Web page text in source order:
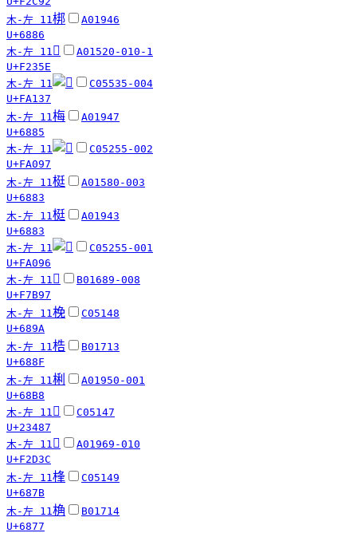
木-左 11 梆
A01946
U+6886
木-左 11 󲍞
A01520-010-1
U+F235E
木-左 11
C05535-004
U+FA137
木-左 11 梅
A01947
U+6885
木-左 11
C05255-002
U+FA097
木-左 11 梃
A01580-003
U+6883
木-左 11 梃
A01943
U+6883
木-左 11
C05255-001
U+FA096
木-左 11 󷮗
B01689-008
U+F7B97
木-左 11 梚
C05148
U+689A
木-左 11 梏
B01713
U+688F
木-左 11 梸
A01950-001
U+68B8
木-左 11 𣒇
C05147
U+23487
木-左 11 󲴼
A01969-010
U+F2D3C
木-左 11 桻
C05149
U+687B
木-左 11 桷
B01714
U+6877